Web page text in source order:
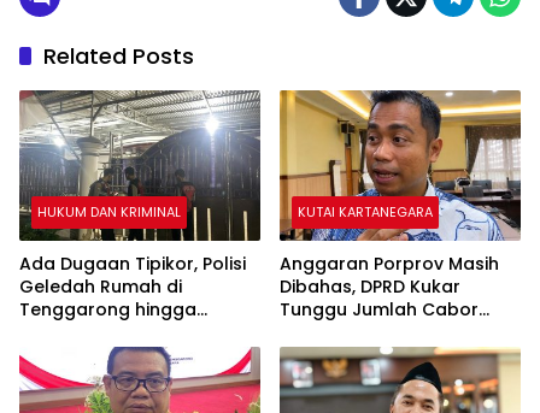
Related Posts
HUKUM DAN KRIMINAL
Ada Dugaan Tipikor, Polisi
Geledah Rumah di
Tenggarong hingga
KUTAI KARTANEGARA
Anggaran Porprov Masih
Dibahas, DPRD Kukar
Tunggu Jumlah Cabor
Paser